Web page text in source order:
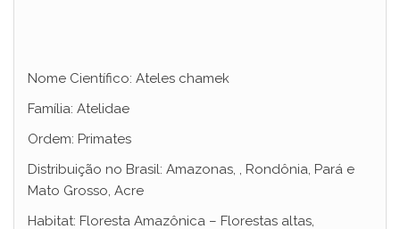
Nome Científico: Ateles chamek
Família: Atelidae
Ordem: Primates
Distribuição no Brasil: Amazonas, , Rondônia, Pará e
Mato Grosso, Acre
Habitat: Floresta Amazônica – Florestas altas,